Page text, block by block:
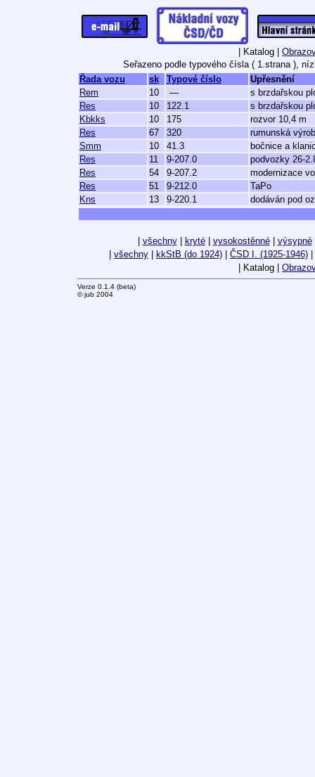
| Katalog |
Seřazeno podle typového čísla ( 1.strana ),
Řada vozu
sk Typové číslo
Upřesnění
Rem
10 —
s brzdařskou
Res
10 122.1
s brzdařskou
Kbkks
10 175
rozvor 10,4 m
Res
67 320
rumunská
Smm
10 41.3
bočnice a
Res
11 9-207.0
podvozky 26-
Res
54 9-207.2
modernizace
Res
51 9-212.0
TaPo
Kns
13 9-220.1 dodáván pod
všechny| kryté| vysokostěnné| výsypné
všechny kkStB (do 1924) ČSD I. (1925-1946)
| Katalog |
Verze 0.1.4 (beta)
© jub 2004